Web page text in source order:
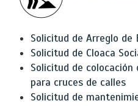
Solicitud de Arreglo de
Solicitud de Cloaca
Solicitud de colocación
para cruces de calles
Solicitud de